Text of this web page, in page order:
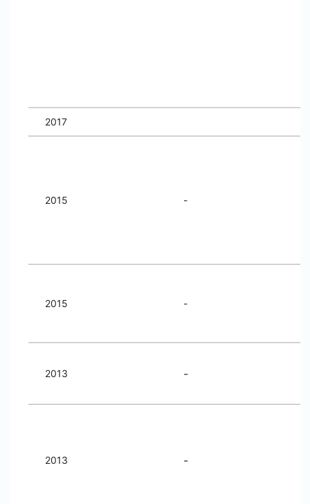
2017
2015 -
2015 -
2013 -
2013 -